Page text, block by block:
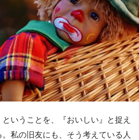
いうことを、『おいしい』と捉え
私の旧友にも、そう考えている人